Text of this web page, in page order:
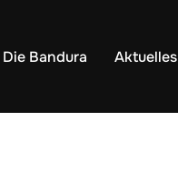
Die Bandura Aktuelles